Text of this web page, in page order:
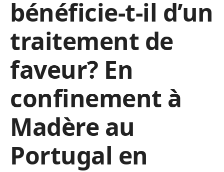
bénéficie-t-il d’un
traitement de
faveur? En
confinement à
Madère au
Portugal en